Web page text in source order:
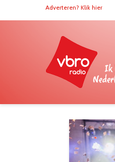
Adverteren? Klik hier